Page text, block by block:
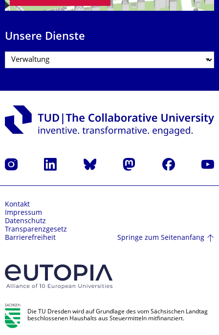
Unsere Dienste
Instagram LinkedIn Bluesky Mastodon Facebook
Kontakt
Impressum
Datenschutz
Transparenzgesetz
Barrierefreiheit
Springe zum Seitenanfang
Die TU Dresden wird auf Grundlage des vom Sächsischen Landtag
beschlossenen Haushalts aus Steuermitteln mitfinanziert.